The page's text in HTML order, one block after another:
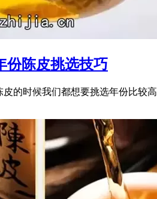
份陈皮挑选技巧
的时候我们都想要挑选年份比较